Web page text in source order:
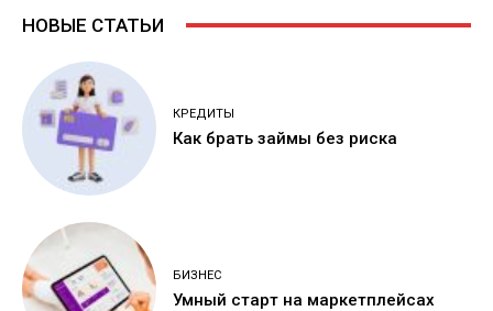
НОВЫЕ СТАТЬИ
КРЕДИТЫ
Как брать займы без риска
БИЗНЕС
Умный старт на маркетплейсах